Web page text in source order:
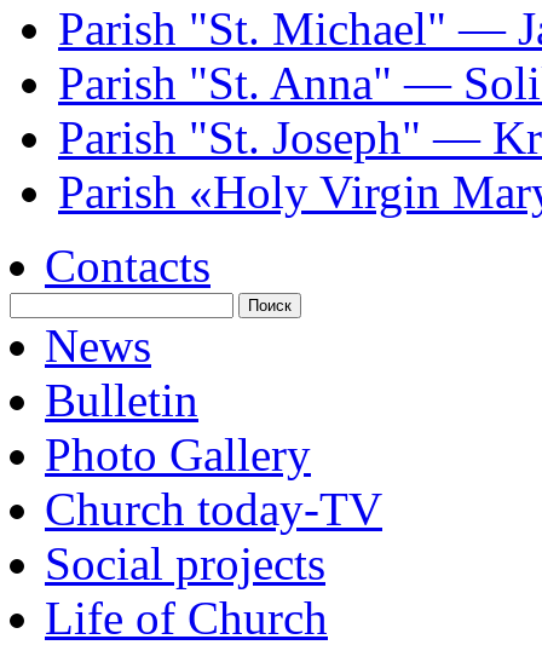
Parish "St. Michael" —
Parish "St. Annа" —
Parish "St. Joseph" —
Parish «Holy Virgin
Contacts
News
Bulletin
Photo Gallery
Church today-TV
Social projects
Life of Church